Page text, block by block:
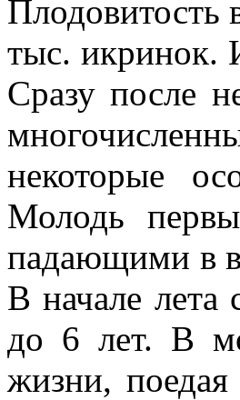
Плодовитость
тыс. икринок.
Сразу после
некоторые
Молодь
падающими в
В начале лета
до 6 лет. В
жизни,